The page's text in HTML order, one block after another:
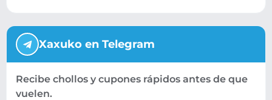
Xaxuko en Telegram
Recibe chollos y cupones rápidos antes de que
vuelen.